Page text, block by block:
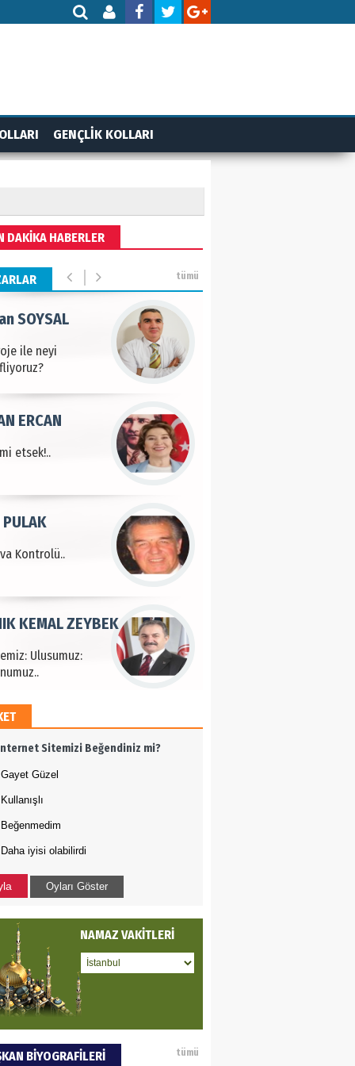
GENÇLİK KOLLARI
DAKİKA HABERLER
tümü
TAŞDEMİR
- Sağlık turizminde
başarı…
BULUZ
tarımla para
ile neyi
SOYSAL
etsek!..
ERCAN
Kontrolü..
PULAK
Ulusumuz:
KEMAL ZEYBEK
12 Eylül..
TAŞDEMİR
- Sağlık turizminde
başarı…
BULUZ
tarımla para
ile neyi
SOYSAL
Sitemizi Beğendiniz mi?
Gayet Güzel
Kullanışlı
Beğenmedim
Daha iyisi olabilirdi
Oyları Göster
NAMAZ VAKİTLERİ
BİYOGRAFİLERİ tümü